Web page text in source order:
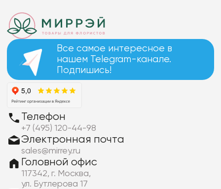
Все самое интересное в
нашем Telegram-канале.
Подпишись!
Телефон
+7 (495) 120-44-98
Электронная почта
sales@mirrey.ru
Головной офис
117342, г. Москва,
ул. Бутлерова 17